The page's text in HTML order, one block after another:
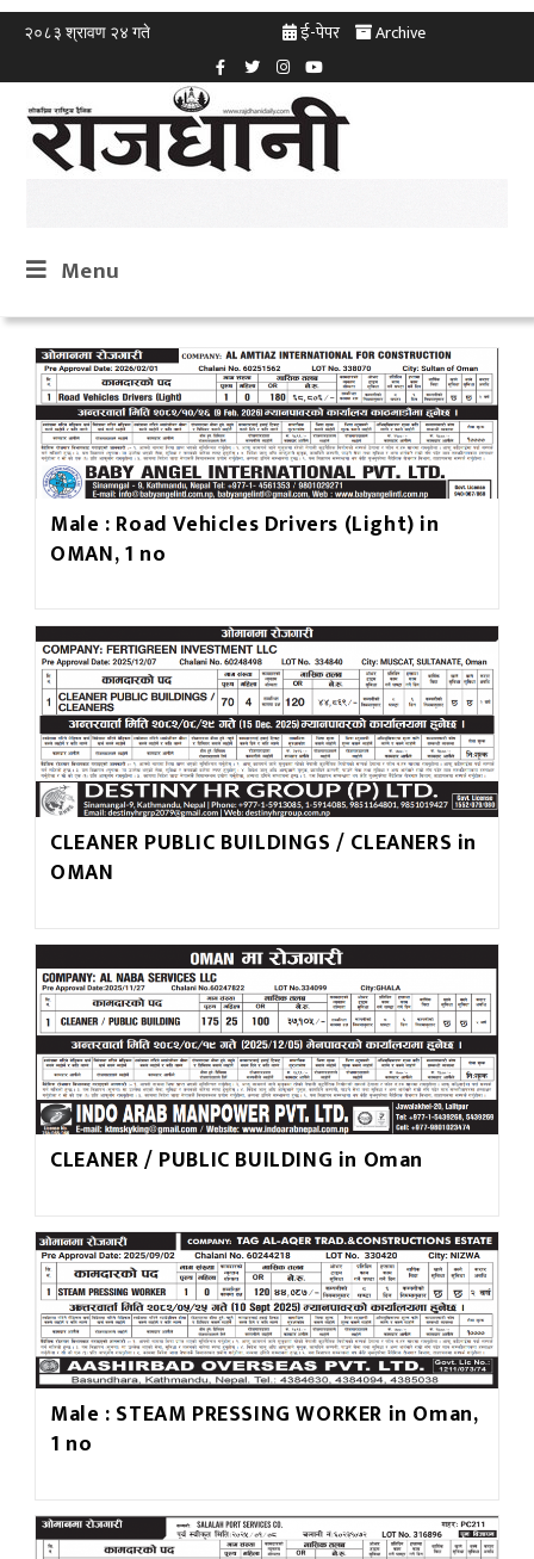
२०८३ श्रावण २४ गते ई-पेपर Archive
Menu
Male : Road Vehicles Drivers (Light) in
OMAN, 1 no
CLEANER PUBLIC BUILDINGS / CLEANERS in
OMAN
CLEANER / PUBLIC BUILDING in Oman
Male : STEAM PRESSING WORKER in Oman,
1 no